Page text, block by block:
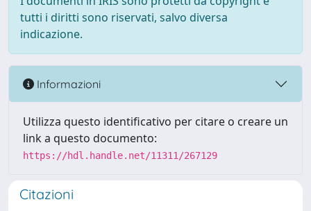
tutti i diritti sono riservati, salvo diversa
indicazione.
Informazioni
Utilizza questo identificativo per citare o creare un
link a questo documento:
https://hdl.handle.net/11311/267129
Citazioni